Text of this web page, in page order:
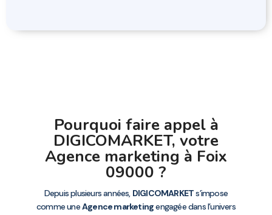
Pourquoi faire appel à
DIGICOMARKET, votre
Agence marketing à Foix
09000 ?
Depuis plusieurs années, DIGICOMARKETs’impose
comme uneAgence marketingengagée dans l’univers